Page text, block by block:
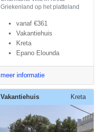
Griekenland op het platteland
vanaf €361
Vakantiehuis
Kreta
Epano Elounda
meer informatie
Vakantiehuis Kreta